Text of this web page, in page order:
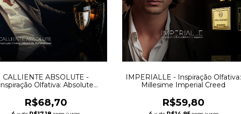
CALLIENTE ABSOLUTE -
Inspiração Olfativa: Absolute
R$68,70
IMPERIALLE - Inspiração Olfativa:
Millesime Imperial Creed
R$59,80